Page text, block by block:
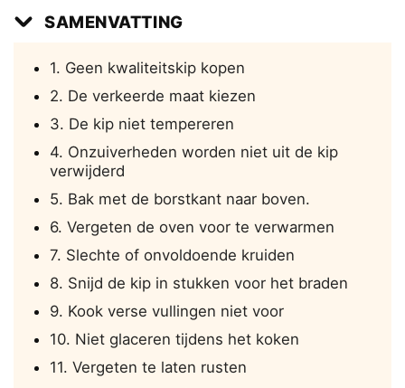
SAMENVATTING
1. Geen kwaliteitskip kopen
2. De verkeerde maat kiezen
3. De kip niet tempereren
4. Onzuiverheden worden niet uit de kip
verwijderd
5. Bak met de borstkant naar boven.
6. Vergeten de oven voor te verwarmen
7. Slechte of onvoldoende kruiden
8. Snijd de kip in stukken voor het braden
9. Kook verse vullingen niet voor
10. Niet glaceren tijdens het koken
11. Vergeten te laten rusten